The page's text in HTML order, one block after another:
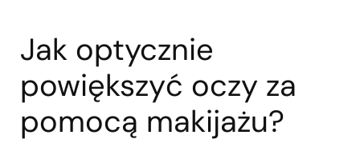
Jak optycznie
powiększyć oczy za
pomocą makijażu?